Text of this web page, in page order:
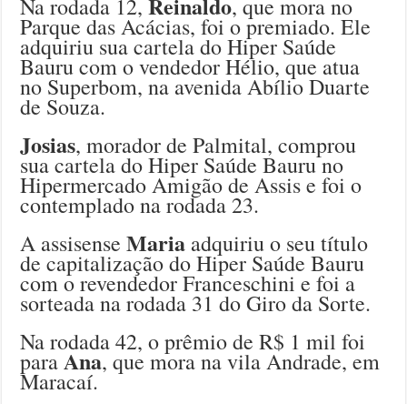
Na rodada 12,
, que mora no
Parque das Acácias, foi o premiado. Ele
adquiriu sua cartela do Hiper Saúde
Bauru com o vendedor Hélio, que atua
no Superbom, na avenida Abílio Duarte
de Souza.
Josias, morador de Palmital, comprou
sua cartela do Hiper Saúde Bauru no
Hipermercado Amigão de Assis e foi o
contemplado na rodada 23.
A assisenseMaria adquiriu o seu título
de capitalização do Hiper Saúde Bauru
com o revendedor Franceschini e foi a
sorteada na rodada 31 do Giro da Sorte.
Na rodada 42, o prêmio de R$ 1 mil foi
paraAna, que mora na vila Andrade, em
Maracaí.